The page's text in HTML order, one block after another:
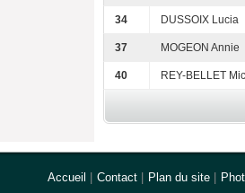
34 DUSSOIX Lucia
37 MOGEON Annie
40 REY-BELLET
Accueil Contact Plan du site